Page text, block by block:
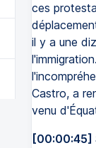
ces
il y a une
Castro, a
venu
[00:00:45]